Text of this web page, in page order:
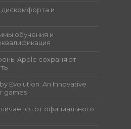
и
обучения и
Apple сохраняют
Evolution: An Innovative
games
от официального